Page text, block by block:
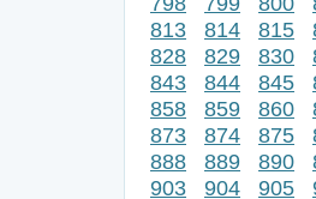
813
814 815
828
829 830
843
844 845
858
859 860
873
874 875
888
889 890
903
904 905